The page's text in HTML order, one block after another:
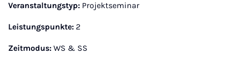
Veranstaltungstyp: Projektseminar
Leistungspunkte: 2
Zeitmodus: WS & SS